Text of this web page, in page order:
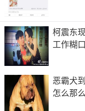
柯震东
工作糊口
恶霸犬
怎么那